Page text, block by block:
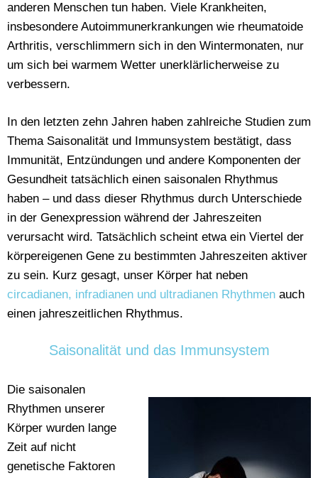
anderen Menschen tun haben. Viele Krankheiten,
insbesondere Autoimmunerkrankungen wie rheumatoide
Arthritis, verschlimmern sich in den Wintermonaten, nur
um sich bei warmem Wetter unerklärlicherweise zu
verbessern.
In den letzten zehn Jahren haben zahlreiche Studien zum
Thema Saisonalität und Immunsystem bestätigt, dass
Immunität, Entzündungen und andere Komponenten der
Gesundheit tatsächlich einen saisonalen Rhythmus
haben – und dass dieser Rhythmus durch Unterschiede
in der Genexpression während der Jahreszeiten
verursacht wird. Tatsächlich scheint etwa ein Viertel der
körpereigenen Gene zu bestimmten Jahreszeiten aktiver
zu sein. Kurz gesagt, unser Körper hat neben
circadianen, infradianen und ultradianen Rhythmen auch
einen jahreszeitlichen Rhythmus.
Saisonalität und das Immunsystem
Die saisonalen
Rhythmen unserer
Körper wurden lange
Zeit auf nicht
genetische Faktoren